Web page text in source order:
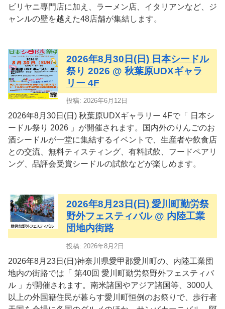
ビリヤニ専門店に加え、ラーメン店、イタリアンなど、ジ
ャンルの壁を越えた48店舗が集結します。
2026年8月30日(日) 日本シードル
祭り 2026 @ 秋葉原UDXギャラ
リー 4F
投稿: 2026年6月12日
2026年8月30日(日) 秋葉原UDXギャラリー 4Fで「 日本シ
ードル祭り 2026 」が開催されます。国内外のりんごのお
酒シードルが一堂に集結するイベントで、生産者や飲食店
との交流、無料ティスティング、有料試飲、フードペアリ
ング、品評会受賞シードルの試飲などが楽しめます。
2026年8月23日(日) 愛川町勤労祭
野外フェスティバル @ 内陸工業
団地内街路
投稿: 2026年8月2日
2026年8月23日(日)神奈川県愛甲郡愛川町の、内陸工業団
地内の街路では「 第40回 愛川町勤労祭野外フェスティバ
ル 」が開催されます。南米諸国やアジア諸国等、3000人
以上の外国籍住民が暮らす愛川町恒例のお祭りで、歩行者